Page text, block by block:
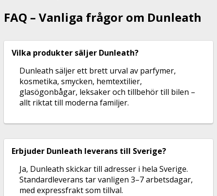
FAQ – Vanliga frågor om Dunleath
Vilka produkter säljer Dunleath?
Dunleath säljer ett brett urval av parfymer,
kosmetika, smycken, hemtextilier,
glasögonbågar, leksaker och tillbehör till bilen –
allt riktat till moderna familjer.
Erbjuder Dunleath leverans till Sverige?
Ja, Dunleath skickar till adresser i hela Sverige.
Standardleverans tar vanligen 3–7 arbetsdagar,
med expressfrakt som tillval.